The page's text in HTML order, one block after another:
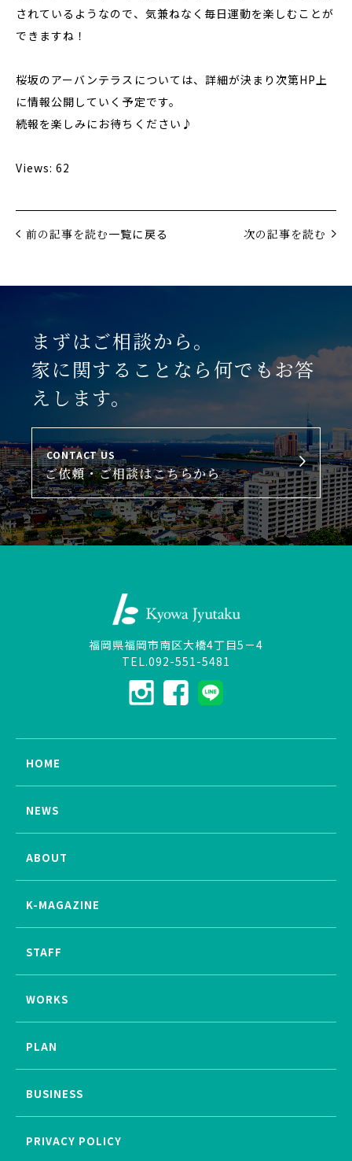
されているようなので、気兼ねなく毎日運動を楽しむことが
できますね！
桜坂のアーバンテラスについては、詳細が決まり次第HP上
に情報公開していく予定です。
続報を楽しみにお待ちください♪
Views: 62
前の記事を読む一覧に戻る 次の記事を読む
まずはご相談から。
家に関することなら何でもお答
えします。
CONTACT US
ご依頼・ご相談はこちらから
福岡県福岡市南区大橋4丁目5－4
TEL.092-551-5481
HOME
NEWS
ABOUT
K-MAGAZINE
STAFF
WORKS
PLAN
BUSINESS
PRIVACY POLICY